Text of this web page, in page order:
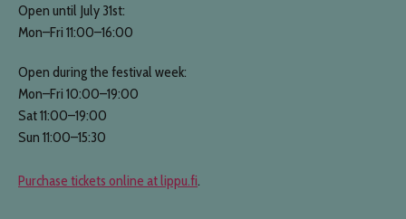
Open until July 31st:
Mon–Fri 11:00–16:00
Open during the festival week:
Mon–Fri 10:00–19:00
Sat 11:00–19:00
Sun 11:00–15:30
Purchase tickets online at lippu.fi.